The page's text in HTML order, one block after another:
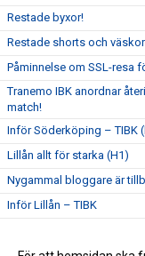
Restade byxor!
Restade shorts och
Påminnelse om SSL-resa
Tranemo IBK anordnar
match!
Inför Söderköping – TIBK
Lillån allt för starka (H1)
Nygammal bloggare är
Inför Lillån – TIBK